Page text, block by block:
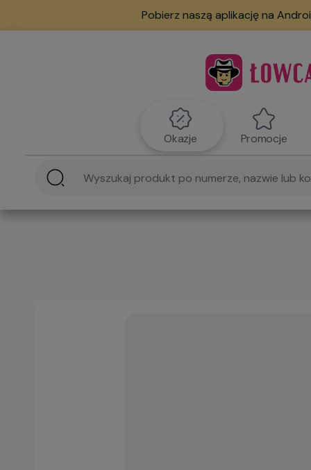
Pobierz naszą aplikację na
Okazje Promocje